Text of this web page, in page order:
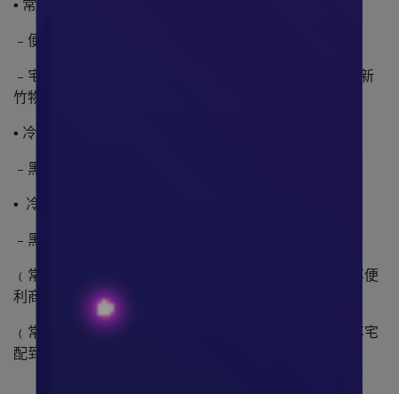
▪ 常溫:
﹣便利商店店到店
﹣宅配(中華郵政、黑貓宅急便、台灣宅配通／大嘴鳥、新
竹物流)
▪ 冷藏:
﹣黑貓宅急便
▪ 冷凍:
﹣黑貓宅急便
﹙常溫滿699元﹚ ，貨到不付款(已完成結帳之訂單)，享便
利商店之店到店取貨免運。
﹙常溫滿2500元﹚，貨到不付款(已完成結帳之訂單)，享宅
配到府免運。